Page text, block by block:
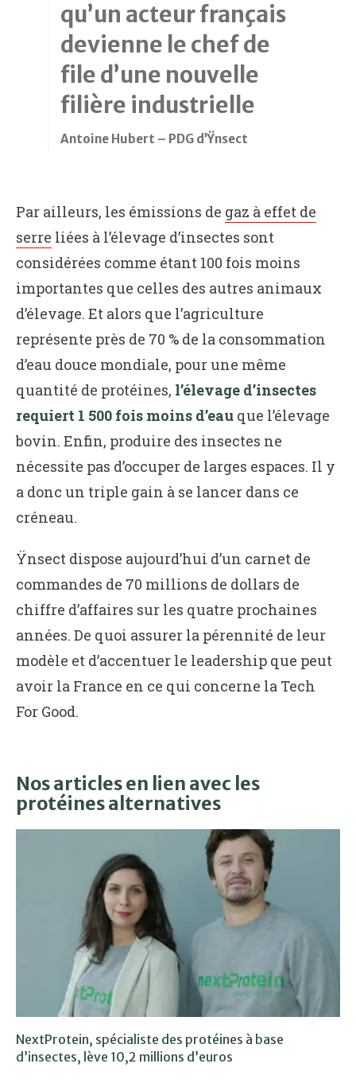
qu’un acteur français
devienne le chef de
file d’une nouvelle
filière industrielle
Antoine Hubert – PDG d’Ÿnsect
Par ailleurs, les émissions de gaz à effet de
serre liées à l’élevage d’insectes sont
considérées comme étant 100 fois moins
importantes que celles des autres animaux
d’élevage. Et alors que l’agriculture
représente près de 70 % de la consommation
d’eau douce mondiale, pour une même
quantité de protéines, l’élevage d’insectes
requiert 1 500 fois moins d’eau que l’élevage
bovin. Enfin, produire des insectes ne
nécessite pas d’occuper de larges espaces. Il y
a donc un triple gain à se lancer dans ce
créneau.
Ÿnsect dispose aujourd’hui d’un carnet de
commandes de 70 millions de dollars de
chiffre d’affaires sur les quatre prochaines
années. De quoi assurer la pérennité de leur
modèle et d’accentuer le leadership que peut
avoir la France en ce qui concerne la Tech
For Good.
Nos articles en lien avec les
protéines alternatives
NextProtein, spécialiste des protéines à base
d’insectes, lève 10,2 millions d’euros